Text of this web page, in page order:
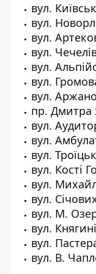
вул.
вул.
вул.
вул.
вул.
вул.
вул.
пр. Дмитра
вул.
вул.
вул.
вул. Кості
вул.
вул.
вул. М.
вул.
вул.
вул. В.